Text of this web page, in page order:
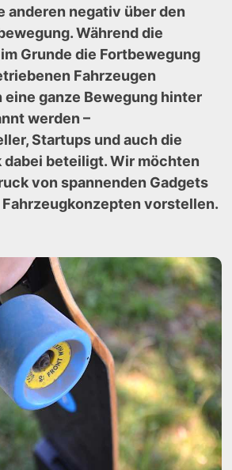
anderen negativ über den
Während die
Grunde die Fortbewegung
Fahrzeugen
eine ganze Bewegung hinter
werden –
Startups und auch die
dabei beteiligt. Wir möchten
von spannenden Gadgets
vorstellen.